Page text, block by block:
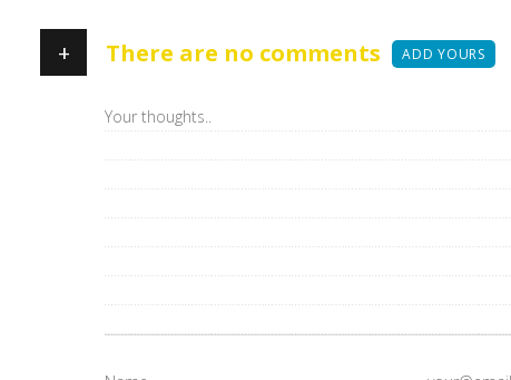
+ There are no comments ADD YOURS